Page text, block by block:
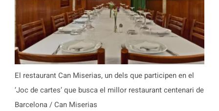
El restaurant Can Miserias, un dels que participen en el
‘Joc de cartes’ que busca el millor restaurant centenari de
Barcelona / Can Miserias